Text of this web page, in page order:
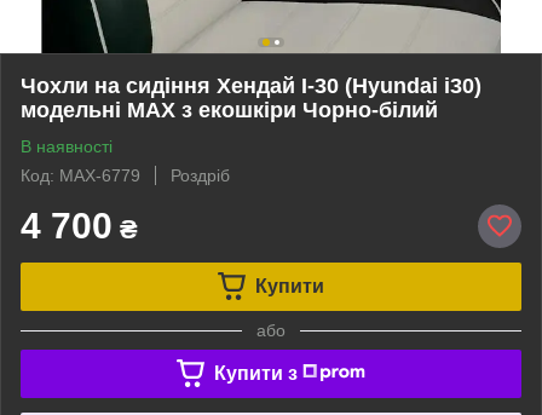
Чохли на сидіння Хендай І-30 (Hyundai i30)
модельні MAX з екошкіри Чорно-білий
В наявності
Код: MAX-6779
Роздріб
4 700 ₴
Купити
або
Купити з